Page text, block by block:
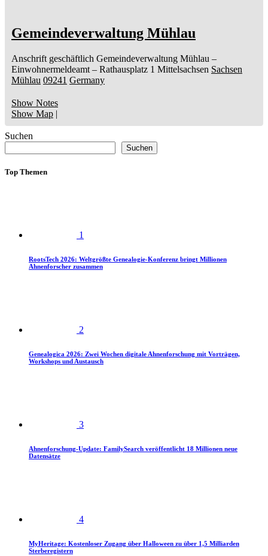
Gemeindeverwaltung Mühlau
Anschrift geschäftlich Gemeindeverwaltung Mühlau –
Einwohnermeldeamt – Rathausplatz 1 Mittelsachsen Sachsen
Mühlau 09241 Germany
Show Notes
Show Map |
Suchen
Suchen
Top Themen
1
RootsTech 2026: Weltgrößte Genealogie-Konferenz bringt Millionen
Ahnenforscher zusammen
2
Genealogica 2026: Zwei Wochen digitale Ahnenforschung mit Vorträgen,
Workshops und Austausch
3
Ahnenforschung-Update: FamilySearch veröffentlicht 18 Millionen neue
Datensätze
4
MyHeritage: Kostenloser Zugang über Halloween zu über 1,5 Milliarden
Sterberegistern